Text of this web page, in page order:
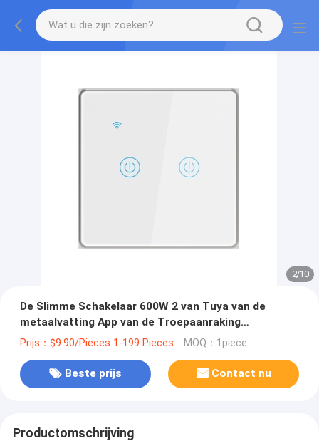
2/10
De Slimme Schakelaar 600W 2 van Tuya van de
metaalvatting App van de Troepaanraking
Schemerigere Stemcontrole
Prijs：$9.90/Pieces 1-199 Pieces MOQ：1piece
Beste prijs Contact nu
Productomschrijving